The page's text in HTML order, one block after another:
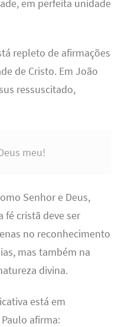
em perfeita unidade
repleto de afirmações
de Cristo. Em João
ressuscitado,
meu!
Senhor e Deus,
fé cristã deve ser
no reconhecimento
mas também na
divina.
está em
afirma: